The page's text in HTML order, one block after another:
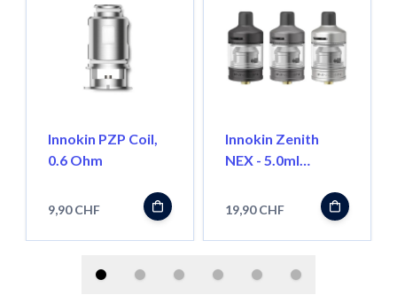
Innokin PZP Coil,
0.6 Ohm
9,90 CHF
Innokin Zenith
NEX - 5.0ml
19,90 CHF